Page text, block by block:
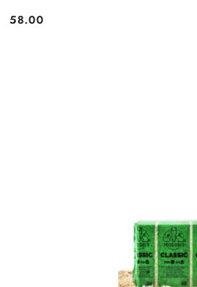
Cena:
58.00